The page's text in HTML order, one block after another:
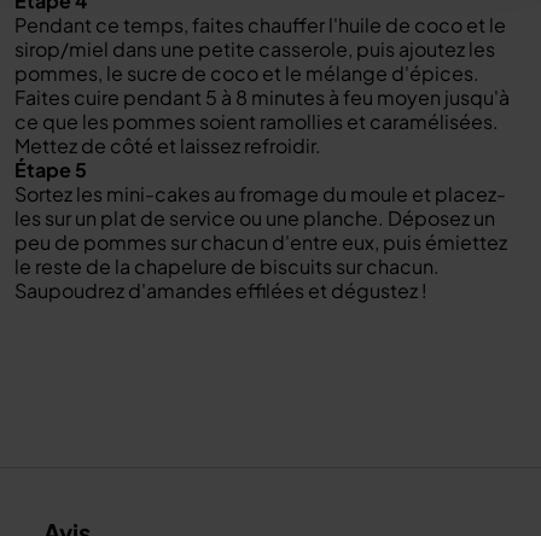
Pendant ce temps, faites chauffer l'huile de coco et le
sirop/miel dans une petite casserole, puis ajoutez les
pommes, le sucre de coco et le mélange d'épices.
Faites cuire pendant 5 à 8 minutes à feu moyen jusqu'à
ce que les pommes soient ramollies et caramélisées.
Mettez de côté et laissez refroidir.
Étape 5
Sortez les mini-cakes au fromage du moule et placez-
les sur un plat de service ou une planche. Déposez un
peu de pommes sur chacun d'entre eux, puis émiettez
le reste de la chapelure de biscuits sur chacun.
Saupoudrez d'amandes effilées et dégustez !